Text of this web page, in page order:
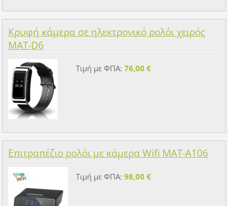
Κρυφή κάμερα σε ηλεκτρονικό ρολόι χειρός
MAT-D6
Τιμή με ΦΠΑ: 76,00 €
Επιτραπέζιο ρολόι με κάμερα Wifi MAT-A106
Τιμή με ΦΠΑ: 98,00 €